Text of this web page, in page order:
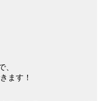
、
ます！